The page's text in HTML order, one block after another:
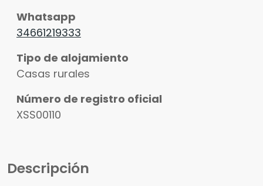
Whatsapp
34661219333
Tipo de alojamiento
Casas rurales
Número de registro oficial
XSS00110
Descripción